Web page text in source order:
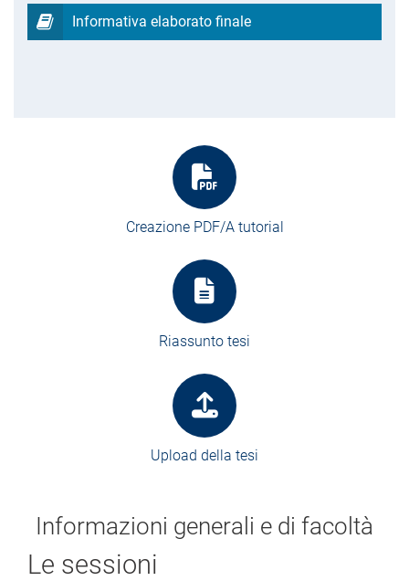
Informativa elaborato finale
Creazione PDF/A tutorial
Riassunto tesi
Upload della tesi
Informazioni generali e di facoltà
Le sessioni